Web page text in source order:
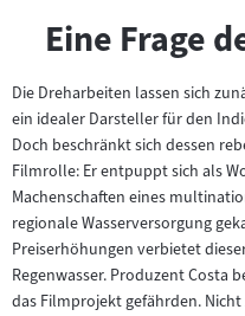
Eine Frage
Die Dreharbeiten lassen sich
ein idealer Darsteller für den
Doch beschränkt sich dessen
Filmrolle: Er entpuppt sich als
Machenschaften eines
regionale Wasserversorgung
Preiserhöhungen verbietet
Regenwasser. Produzent Costa
das Filmprojekt gefährden.